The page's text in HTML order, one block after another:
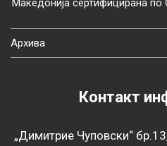
Архива
Контакт
„Димитрие Чуповски“